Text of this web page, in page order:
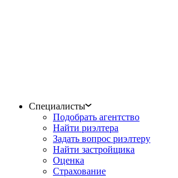
Специалисты
Подобрать агентство
Найти риэлтера
Задать вопрос риэлтеру
Найти застройщика
Оценка
Страхование